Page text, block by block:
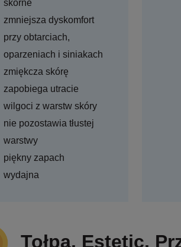
skórne
zmniejsza dyskomfort
przy obtarciach,
oparzeniach i siniakach
zmiękcza skórę
zapobiega utracie
wilgoci z warstw skóry
nie pozostawia tłustej
warstwy
piękny zapach
wydajna
Tołpa, Estetic,